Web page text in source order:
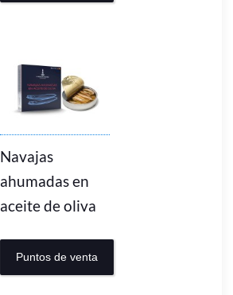
Navajas
ahumadas en
aceite de oliva
Puntos de venta